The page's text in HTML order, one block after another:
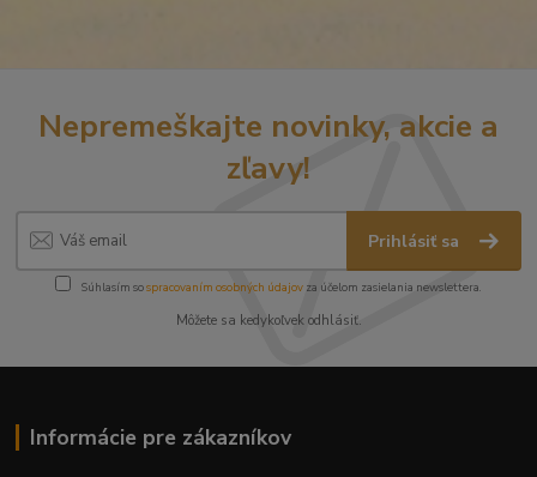
Nepremeškajte novinky, akcie a
zľavy!
Prihlásiť sa
Súhlasím sospracovaním osobných údajov za účelom zasielania newslettera.
Môžete sa kedykoľvek odhlásiť.
Informácie pre zákazníkov